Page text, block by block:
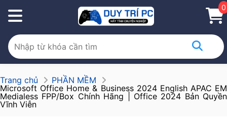
0
Trang chủ
PHẦN MỀM
Microsoft Office Home & Business 2024 English APAC EM
Medialess FPP/Box Chính Hãng | Office 2024 Bản Quyền
Vĩnh Viễn